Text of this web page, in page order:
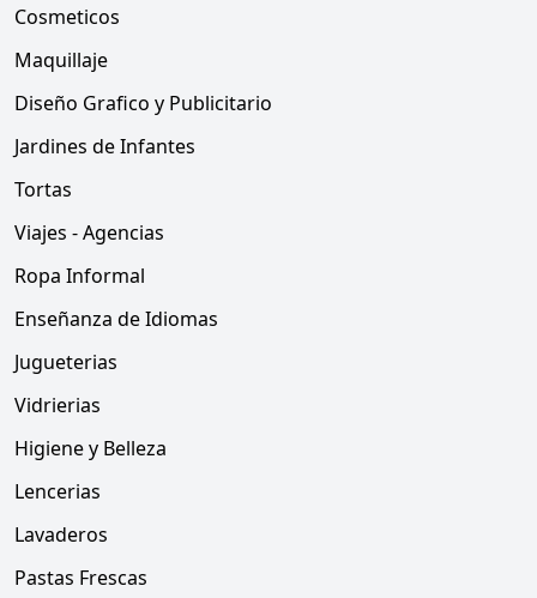
Cosmeticos
Maquillaje
Diseño Grafico y Publicitario
Jardines de Infantes
Tortas
Viajes - Agencias
Ropa Informal
Enseñanza de Idiomas
Jugueterias
Vidrierias
Higiene y Belleza
Lencerias
Lavaderos
Pastas Frescas